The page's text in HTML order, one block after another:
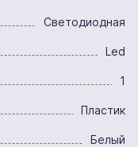
Светодиодная
Led
1
Пластик
Белый